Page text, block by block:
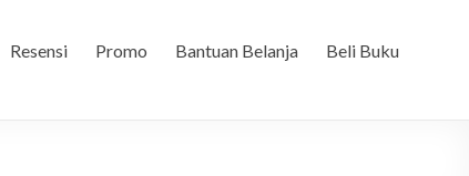
Resensi Promo Bantuan Belanja Beli Buku